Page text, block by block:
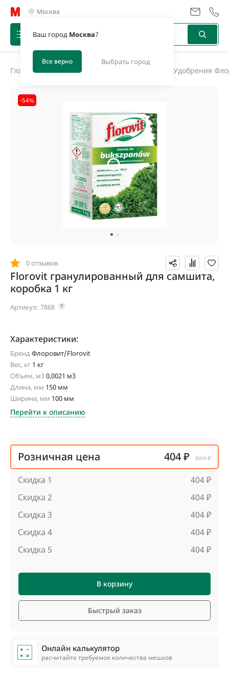
Москва
Ваш город Москва?
Все верно Выбрать город
Главная Удобрения, биоактиваторы Удобрения
-54%
0 отзывов
Florovit гранулированный для самшита,
коробка 1 кг
Артикул: 7868
Характеристики:
БрендФлоровит/Florovit
Вес, кг 1 кг
Объем, м30,0021 м3
Длина, мм 150 мм
Ширина, мм 100 мм
Перейти к описанию
Розничная цена 404 ₽ 869 ₽
Скидка 1
404 ₽
Скидка 2
404 ₽
Скидка 3
404 ₽
Скидка 4
404 ₽
Скидка 5
404 ₽
В корзину
Быстрый заказ
Онлайн калькулятор
расчитайте требуемое количества мешков